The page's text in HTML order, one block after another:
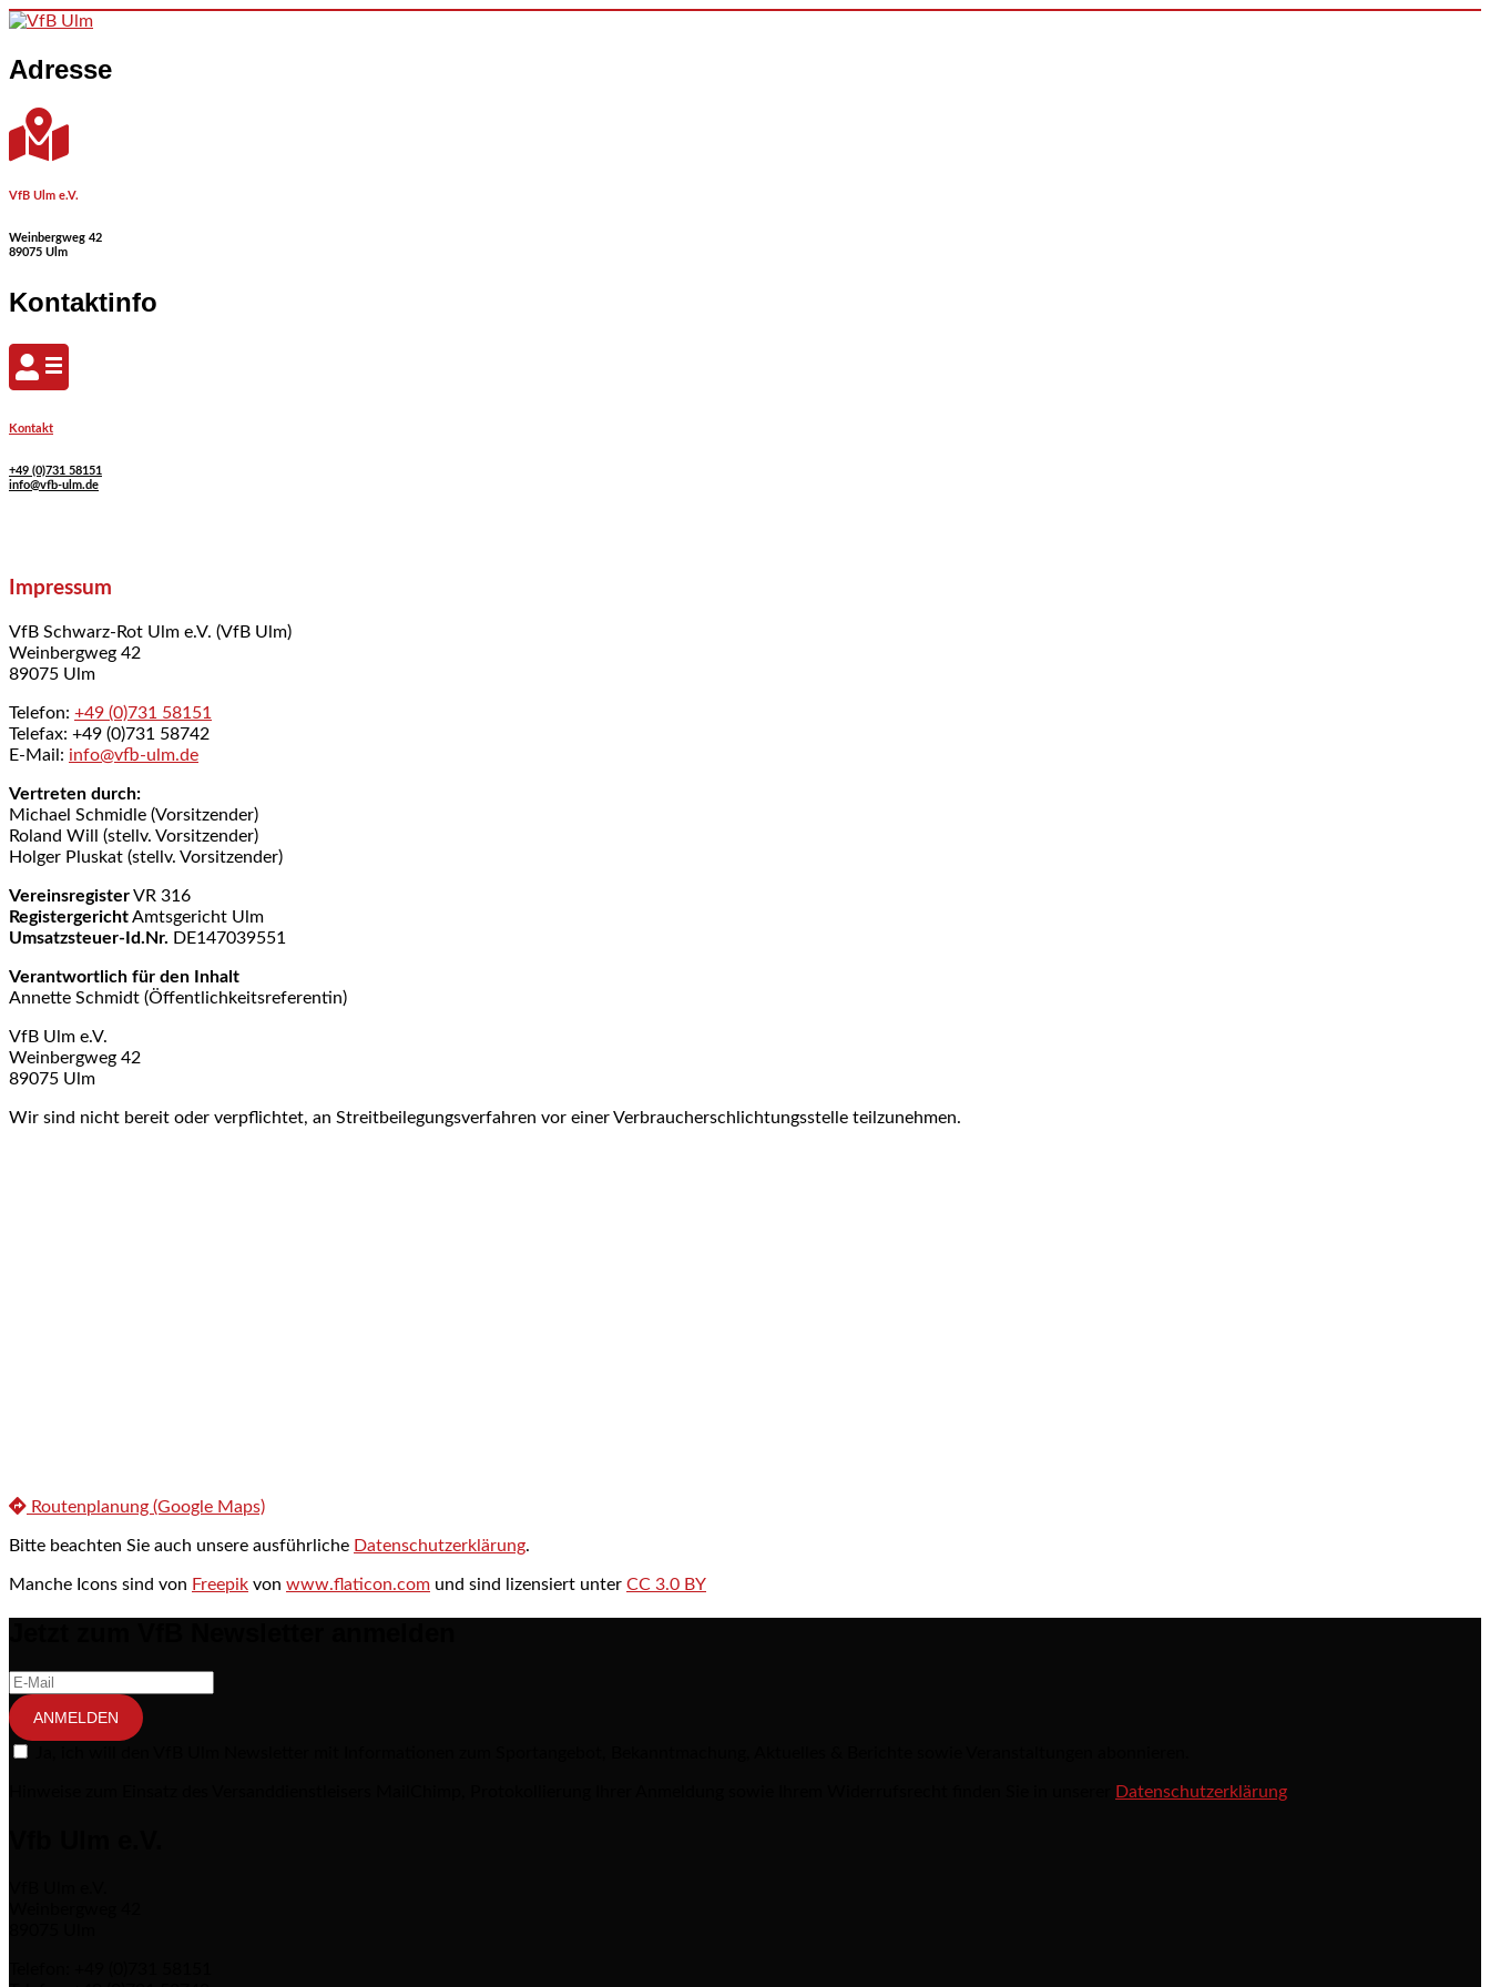
Skip to content
Adresse
VfB Ulm e.V.
Weinbergweg 42
89075 Ulm
Kontaktinfo
Kontakt
+49 (0)731 58151
info@vfb-ulm.de
Impressum
VfB Schwarz-Rot Ulm e.V. (VfB Ulm)
Weinbergweg 42
89075 Ulm
Telefon: +49 (0)731 58151
Telefax: +49 (0)731 58742
E-Mail: info@vfb-ulm.de
Vertreten durch:
Michael Schmidle (Vorsitzender)
Roland Will (stellv. Vorsitzender)
Holger Pluskat (stellv. Vorsitzender)
VereinsregisterVR 316
RegistergerichtAmtsgericht Ulm
Umsatzsteuer-Id.Nr. DE147039551
Verantwortlich für den Inhalt
Annette Schmidt (Öffentlichkeitsreferentin)
VfB Ulm e.V.
Weinbergweg 42
89075 Ulm
Wir sind nicht bereit oder verpflichtet, an Streitbeilegungsverfahren vor einer Verbraucherschlichtungsstelle teilzunehmen.
Routenplanung (Google Maps)
Bitte beachten Sie auch unsere ausführliche Datenschutzerklärung.
Manche Icons sind von Freepik von www.flaticon.com und sind lizensiert unter CC 3.0 BY
ANMELDEN
Datenschutzerklärung